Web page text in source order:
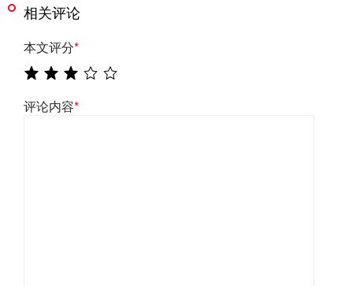
相关评论
本文评分*
评论内容*